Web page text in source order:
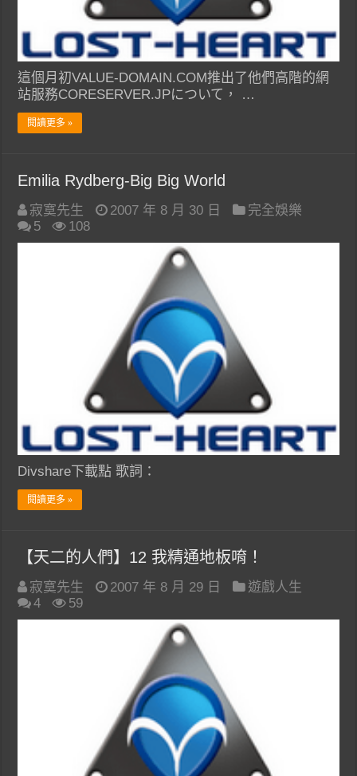
這個月初VALUE-DOMAIN.COM推出了他們高階的網
站服務CORESERVER.JPについて， …
閱讀更多 »
Emilia Rydberg-Big Big World
寂寞先生 2007 年 8 月 30 日
完全娛樂
5
108
Divshare下載點 歌詞：
閱讀更多 »
【天二的人們】12 我精通地板唷！
寂寞先生 2007 年 8 月 29 日
遊戲人生
4
59